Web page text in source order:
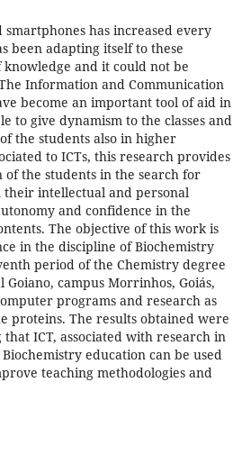
smartphones has increased every
been adapting itself to these
knowledge and it could not be
Information and Communication
become an important tool of aid in
to give dynamism to the classes and
the students also in higher
to ICTs, this research provides
the students in the search for
intellectual and personal
and confidence in the
The objective of this work is
in the discipline of Biochemistry
period of the Chemistry degree
campus Morrinhos, Goiás,
programs and research as
proteins. The results obtained were
ICT, associated with research in
education can be used
teaching methodologies and